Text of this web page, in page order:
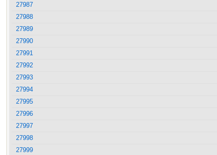
27987
27988
27989
27990
27991
27992
27993
27994
27995
27996
27997
27998
27999